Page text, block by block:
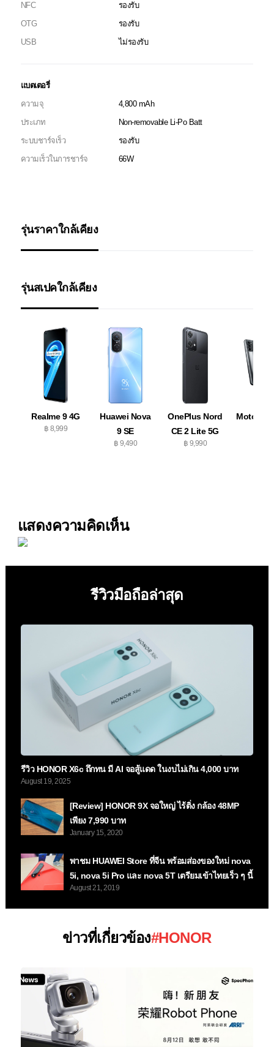
NFC
รองรับ
OTG
รองรับ
USB
ไม่รองรับ
แบตเตอรี่
ความจุ
4,800 mAh
ประเภท
Non-removable Li-Po Batt
ระบบชาร์จเร็ว
รองรับ
ความเร็วในการชาร์จ
66W
รุ่นราคาใกล้เคียง
รุ่นสเปคใกล้เคียง
Realme 9 4G
฿ 8,999
Huawei Nova
9 SE
฿ 9,490
OnePlus Nord
CE 2 Lite 5G
฿ 9,990
Motorola
แสดงความคิดเห็น
รีวิวมือถือล่าสุด
รีวิว HONOR X6c ถึกทน มี AI จอสู้แดด ในงบไม่เกิน 4,000 บาท
August 19, 2025
[Review] HONOR 9X จอใหญ่ ไร้ติ่ง กล้อง 48MP
เพียง 7,990 บาท
January 15, 2020
พาชม HUAWEI Store ที่จีน พร้อมส่องของใหม่ nova
5i, nova 5i Pro และ nova 5T เตรียมเข้าไทยเร็ว ๆ นี้
August 21, 2019
ข่าวที่เกี่ยวข้อง#HONOR